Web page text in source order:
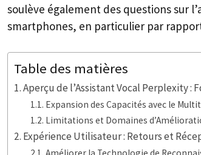
soulève également des questions sur
smartphones, en particulier par
Table des matières
Aperçu de l’Assistant Vocal Perplexity :
Expansion des Capacités avec le
Limitations et Domaines
Expérience Utilisateur : Retours et
Améliorer la Technologie de